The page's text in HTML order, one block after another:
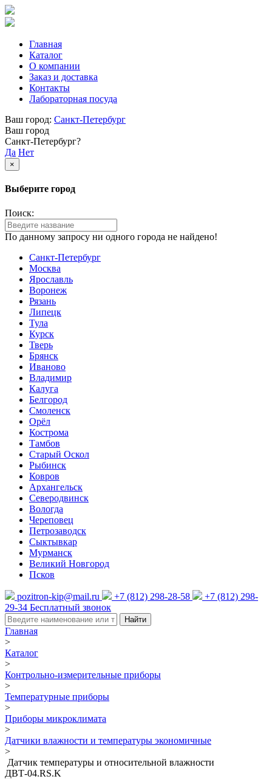
Главная
Каталог
О компании
Заказ и доставка
Контакты
Лабораторная посуда
Ваш город: Санкт-Петербург
Ваш город
Санкт-Петербург?
Да Нет
×
Выберите город
Поиск:
По данному запросу ни одного города не найдено!
Санкт-Петербург
Москва
Ярославль
Воронеж
Рязань
Липецк
Тула
Курск
Тверь
Брянск
Иваново
Владимир
Калуга
Белгород
Смоленск
Орёл
Кострома
Тамбов
Старый Оскол
Рыбинск
Ковров
Архангельск
Северодвинск
Вологда
Череповец
Петрозаводск
Сыктывкар
Мурманск
Великий Новгород
Псков
pozitron-kip@mail.ru +7 (812) 298-28-58
+7 (812) 298-
29-34 Бесплатный звонок
Найти
Главная
>
Каталог
>
Контрольно-измерительные приборы
>
Температурные приборы
>
Приборы микроклимата
>
Датчики влажности и температуры экономичные
>
Датчик температуры и относительной влажности
ДВТ-04.RS.K